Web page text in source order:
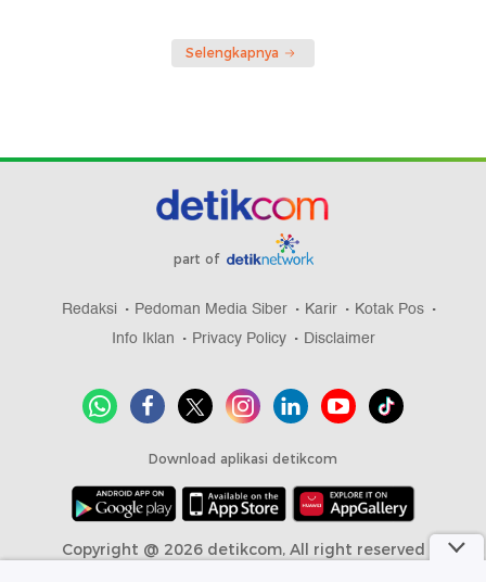
Selengkapnya
part of
Redaksi Pedoman Media Siber Karir
Kotak Pos
Info Iklan
Privacy Policy Disclaimer
Download aplikasi detikcom
Copyright @ 2026 detikcom, All right reserved